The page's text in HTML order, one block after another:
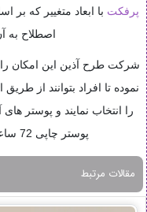
پرفکت با ابعاد متغییر که
اصطلاح به
شرکت طرح آذین این امکان را
نموده تا افراد بتوانند از
پوستر چاپی 72 ساعت پس از سفارش تحویل گیرند.
مقالات مرتبط